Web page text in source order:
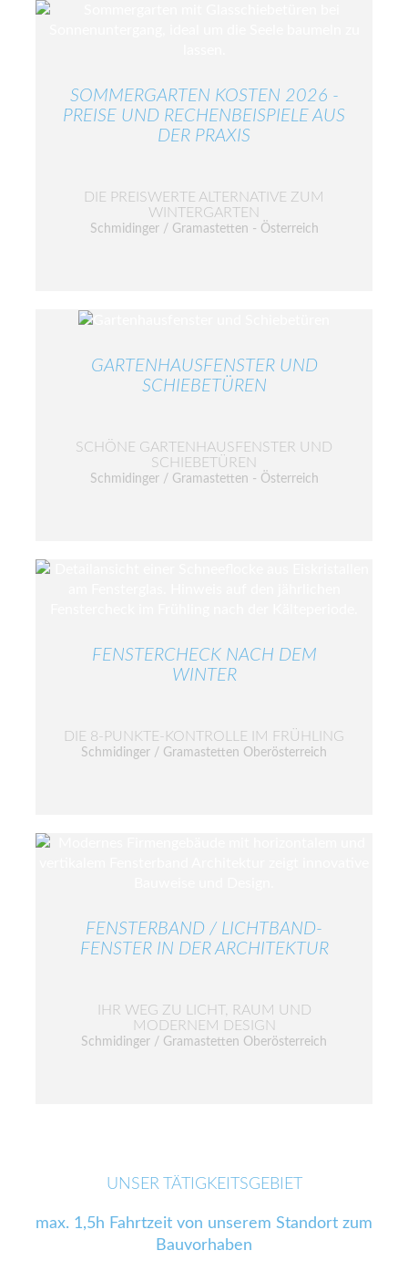
SOMMERGARTEN KOSTEN 2026 -
PREISE UND RECHENBEISPIELE AUS
DER PRAXIS
DIE PREISWERTE ALTERNATIVE ZUM
WINTERGARTEN
Schmidinger / Gramastetten - Österreich
GARTENHAUSFENSTER UND
SCHIEBETÜREN
SCHÖNE GARTENHAUSFENSTER UND
SCHIEBETÜREN
Schmidinger / Gramastetten - Österreich
FENSTERCHECK NACH DEM
WINTER
DIE 8-PUNKTE-KONTROLLE IM FRÜHLING
Schmidinger / Gramastetten Oberösterreich
FENSTERBAND / LICHTBAND-
FENSTER IN DER ARCHITEKTUR
IHR WEG ZU LICHT, RAUM UND
MODERNEM DESIGN
Schmidinger / Gramastetten Oberösterreich
UNSER TÄTIGKEITSGEBIET
max. 1,5h Fahrtzeit von unserem Standort zum
Bauvorhaben